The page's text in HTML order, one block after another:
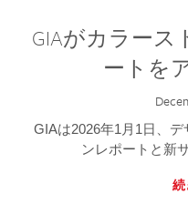
GIAがカラー
ートを
GIAは2026年1月1日、
ンレポートと新